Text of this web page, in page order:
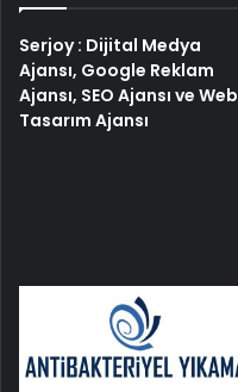
Serjoy : Dijital Medya
Ajansı, Google Reklam
Ajansı, SEO Ajansı ve Web
Tasarım Ajansı